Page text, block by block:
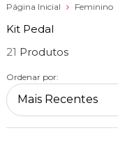
Página Inicial Feminino
Kit Pedal
21
Ordenar por: